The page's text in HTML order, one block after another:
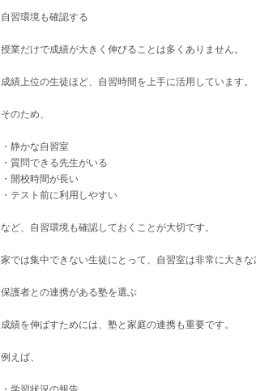
自習環境も確認する
授業だけで成績が大きく伸びることは多くありません。
成績上位の生徒ほど、自習時間を上手に活用しています。
そのため、
・静かな自習室
・質問できる先生がいる
・開校時間が長い
・テスト前に利用しやすい
など、自習環境も確認しておくことが大切です。
家では集中できない生徒にとって、自習室は非常に大きな
保護者との連携がある塾を選ぶ
成績を伸ばすためには、塾と家庭の連携も重要です。
例えば、